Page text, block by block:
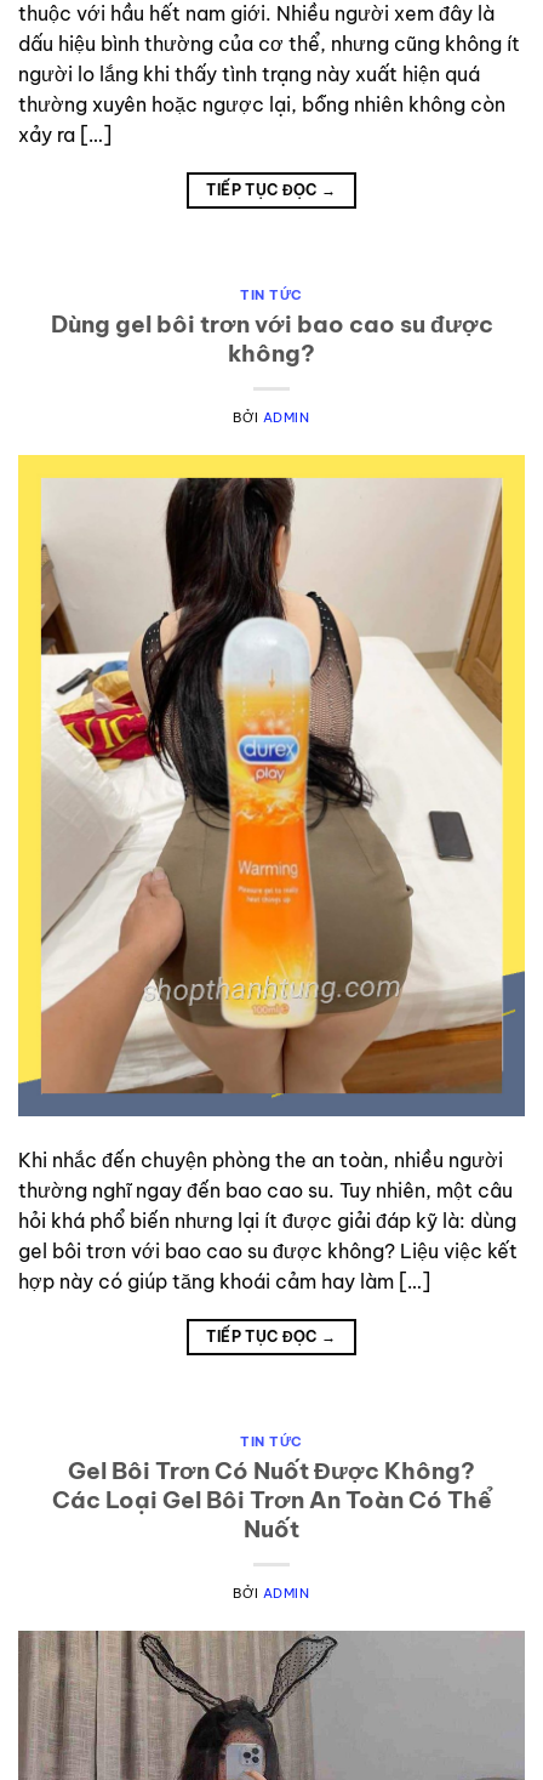
thuộc với hầu hết nam giới. Nhiều người xem đây là
dấu hiệu bình thường của cơ thể, nhưng cũng không ít
người lo lắng khi thấy tình trạng này xuất hiện quá
thường xuyên hoặc ngược lại, bỗng nhiên không còn
xảy ra […]
TIẾP TỤC ĐỌC →
TIN TỨC
Dùng gel bôi trơn với bao cao su được
không?
BỞI ADMIN
Khi nhắc đến chuyện phòng the an toàn, nhiều người
thường nghĩ ngay đến bao cao su. Tuy nhiên, một câu
hỏi khá phổ biến nhưng lại ít được giải đáp kỹ là: dùng
gel bôi trơn với bao cao su được không? Liệu việc kết
hợp này có giúp tăng khoái cảm hay làm […]
TIẾP TỤC ĐỌC →
TIN TỨC
Gel Bôi Trơn Có Nuốt Được Không?
Các Loại Gel Bôi Trơn An Toàn Có Thể
Nuốt
BỞI ADMIN